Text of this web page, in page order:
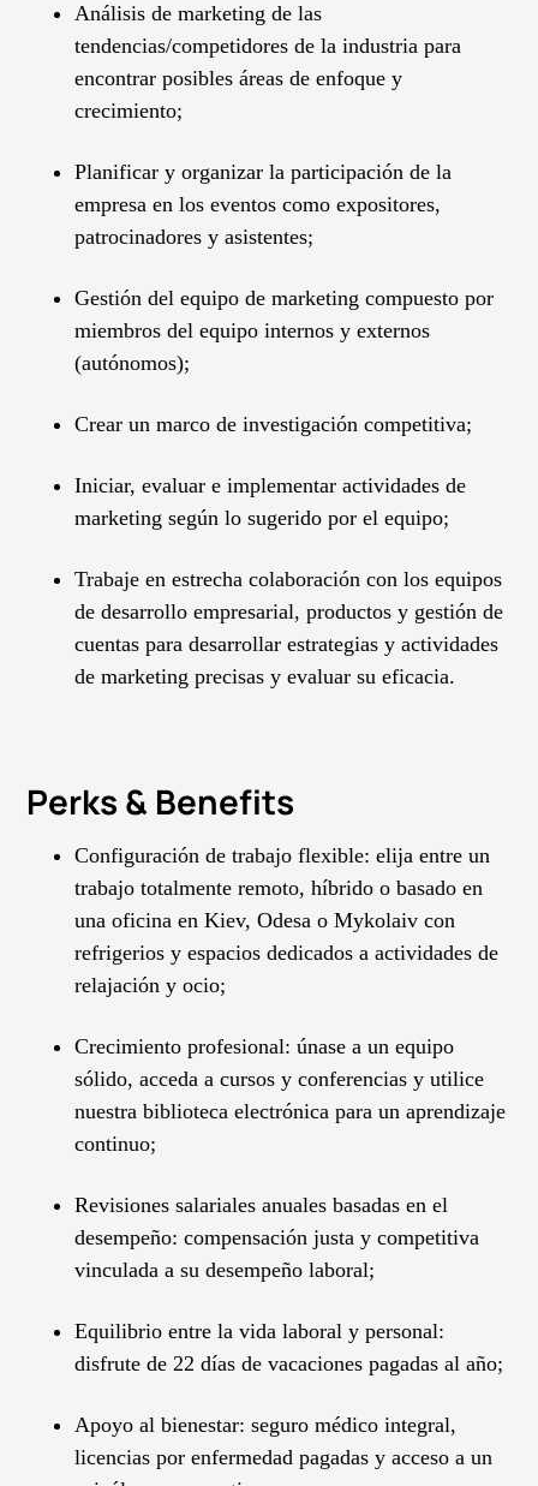
Análisis de marketing de las
tendencias/competidores de la industria para
encontrar posibles áreas de enfoque y
crecimiento;
Planificar y organizar la participación de la
empresa en los eventos como expositores,
patrocinadores y asistentes;
Gestión del equipo de marketing compuesto por
miembros del equipo internos y externos
(autónomos);
Crear un marco de investigación competitiva;
Iniciar, evaluar e implementar actividades de
marketing según lo sugerido por el equipo;
Trabaje en estrecha colaboración con los equipos
de desarrollo empresarial, productos y gestión de
cuentas para desarrollar estrategias y actividades
de marketing precisas y evaluar su eficacia.
Perks & Benefits
Configuración de trabajo flexible: elija entre un
trabajo totalmente remoto, híbrido o basado en
una oficina en Kiev, Odesa o Mykolaiv con
refrigerios y espacios dedicados a actividades de
relajación y ocio;
Crecimiento profesional: únase a un equipo
sólido, acceda a cursos y conferencias y utilice
nuestra biblioteca electrónica para un aprendizaje
continuo;
Revisiones salariales anuales basadas en el
desempeño: compensación justa y competitiva
vinculada a su desempeño laboral;
Equilibrio entre la vida laboral y personal:
disfrute de 22 días de vacaciones pagadas al año;
Apoyo al bienestar: seguro médico integral,
licencias por enfermedad pagadas y acceso a un